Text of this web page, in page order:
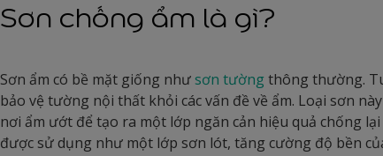
Sơn chống ẩm là gì?
Sơn ẩm có bề mặt giống nhưsơn tườngthông thường.
bảo vệ tường nội thất khỏi các vấn đề về ẩm. Loại sơn
nơi ẩm ướt để tạo ra một lớp ngăn cản hiệu quả chống
được sử dụng như một lớp sơn lót, tăng cường độ bền